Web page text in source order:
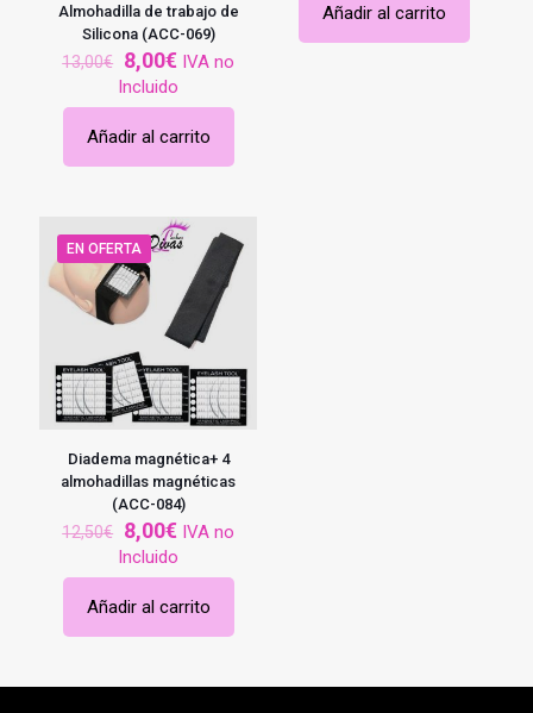
Almohadilla de trabajo de
Silicona (ACC-069)
13,00€ El
precio
original
era:
13,00€.
8,00€El
precio
actual
es:
8,00€.
IVA no
Incluido
Añadir al carrito
Añadir al carrito
EN OFERTA
Diadema magnética+ 4
almohadillas magnéticas
(ACC-084)
12,50€ El
precio
original
era:
12,50€.
8,00€El
precio
actual
es:
8,00€.
IVA no
Incluido
Añadir al carrito